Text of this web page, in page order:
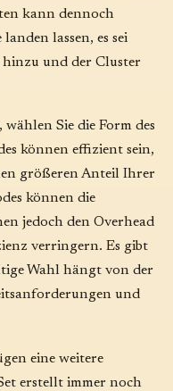
kann dennoch
lassen, es sei
und der Cluster
Sie die Form des
können effizient sein,
größeren Anteil Ihrer
können die
jedoch den Overhead
verringern. Es gibt
Wahl hängt von der
und
eine weitere
erstellt immer noch